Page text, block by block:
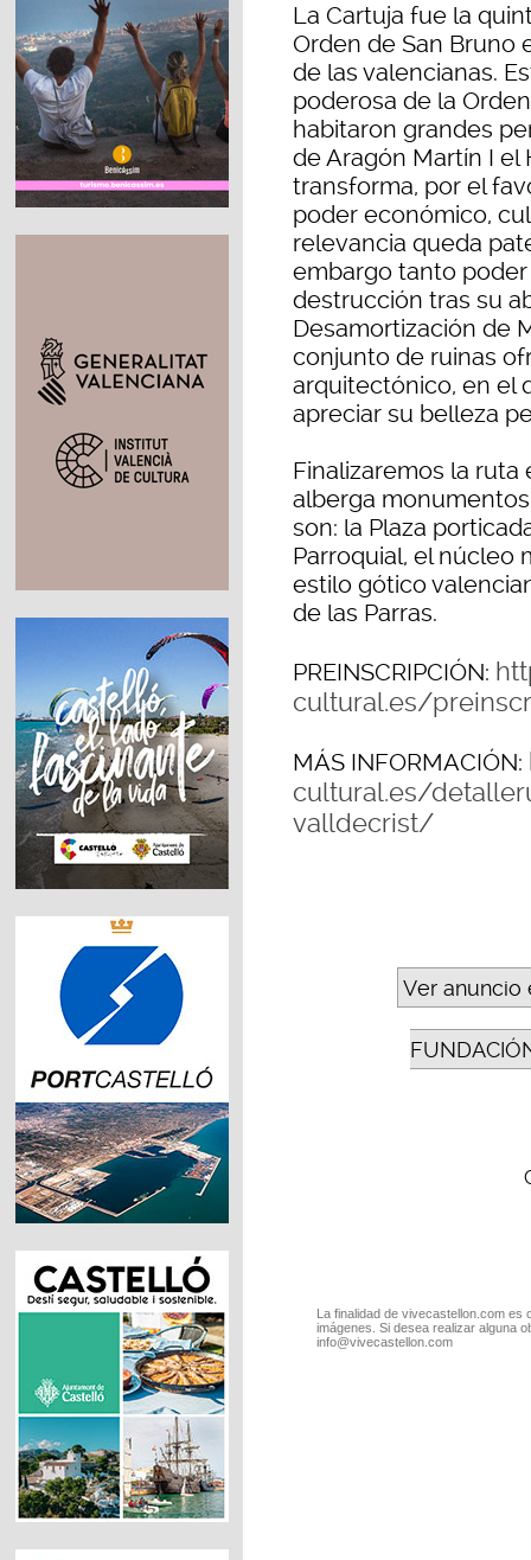
La Cartuja fue la
Orden de San Bruno
de las valencianas.
poderosa de la
habitaron grandes
de Aragón Martín I el
transforma, por el
poder económico,
relevancia queda
embargo tanto
destrucción tras su
Desamortización de
conjunto de ruinas
arquitectónico, en el
apreciar su belleza
Finalizaremos la
alberga
son: la Plaza
Parroquial, el núcleo
estilo gótico
de las Parras.
PREINSCRIPCIÓN:
cultural.es/
MÁS INFORMACIÓN:
cultural.es/
valldecrist/
Ver anuncio
La finalidad de vivecastellon.com
imágenes. Si desea realizar alguna
info@vivecastellon.com